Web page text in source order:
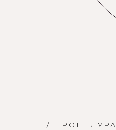
/ ПРОЦЕДУРА